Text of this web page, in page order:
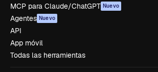
MCP para Claude/ChatGPT Nuevo
Agentes Nuevo
API
App móvil
Todas las herramientas